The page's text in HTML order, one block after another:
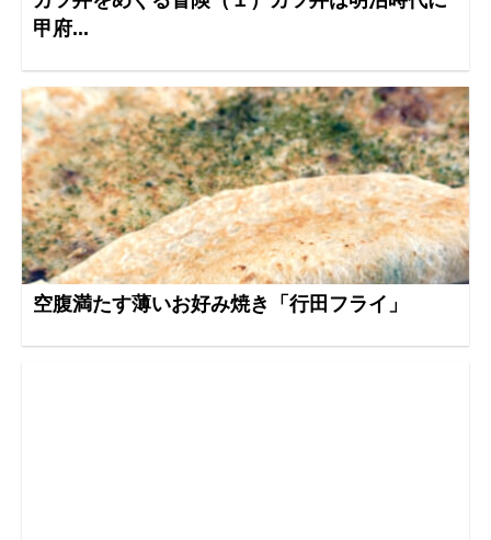
甲府...
空腹満たす薄いお好み焼き「行田フライ」